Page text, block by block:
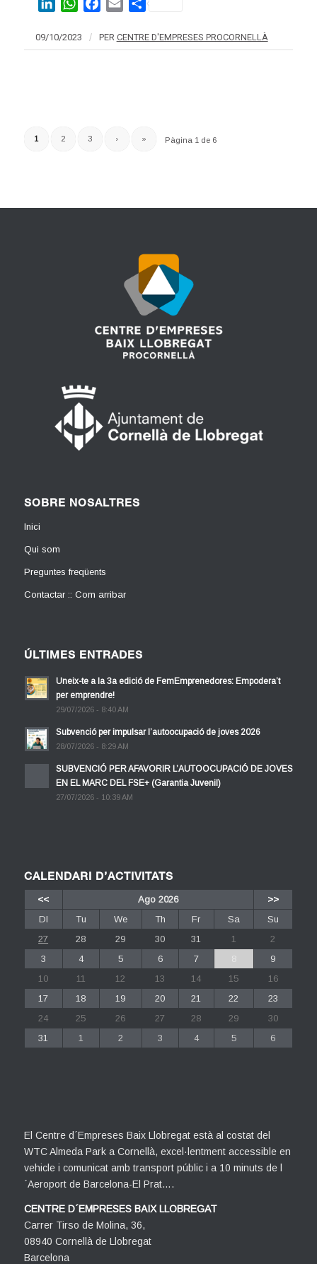
LinkedInWhatsAppFacebook
EmailShare
09/10/2023 / PER CENTRE D'EMPRESES PROCORNELLÀ
Pàgina 1 de 6
1 2 3 › »
SOBRE NOSALTRES
Inici
Qui som
Preguntes freqüents
Contactar :: Com arribar
ÚLTIMES ENTRADES
Uneix-te a la 3a edició de FemEmprenedores: Empodera’t
per emprendre!
29/07/2026 - 8:40 AM
Subvenció per impulsar l’autoocupació de joves 2026
28/07/2026 - 8:29 AM
SUBVENCIÓ PER AFAVORIR L’AUTOOCUPACIÓ DE JOVES
EN EL MARC DEL FSE+ (Garantia Juvenil)
27/07/2026 - 10:39 AM
CALENDARI D’ACTIVITATS
<< Ago 2026
>>
Dl
Tu We Th Fr Sa
Su
27
28 29 30 31 1
2
3
4 5 6 7 8
9
10
11 12 13 14 15
16
17
18 19 20 21 22
23
24
25 26 27 28 29
30
31
1 2 3 4 5 6
El Centre d´Empreses Baix Llobregat està al costat del
WTC Almeda Park a Cornellà, excel·lentment accessible en
vehicle i comunicat amb transport públic i a 10 minuts de l
´Aeroport de Barcelona-El Prat….
CENTRE D´EMPRESES BAIX LLOBREGAT
Carrer Tirso de Molina, 36,
08940 Cornellà de Llobregat
Barcelona